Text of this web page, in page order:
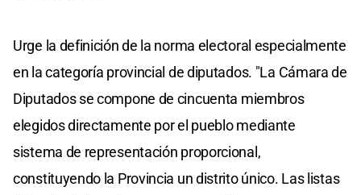
Urge la definición de la norma electoral especialmente
en la categoría provincial de diputados. "La Cámara de
Diputados se compone de cincuenta miembros
elegidos directamente por el pueblo mediante
sistema de representación proporcional,
constituyendo la Provincia un distrito único. Las listas